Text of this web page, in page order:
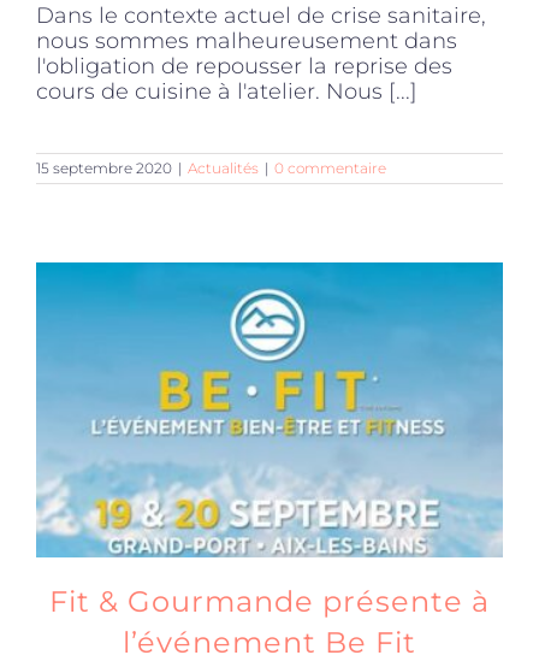
Dans le contexte actuel de crise sanitaire,
nous sommes malheureusement dans
l'obligation de repousser la reprise des
cours de cuisine à l'atelier. Nous [...]
15 septembre 2020 | Actualités | 0 commentaire
Fit & Gourmande présente à
l’événement Be Fit